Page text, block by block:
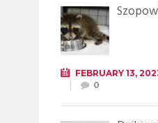
FEBRUARY 13,
0